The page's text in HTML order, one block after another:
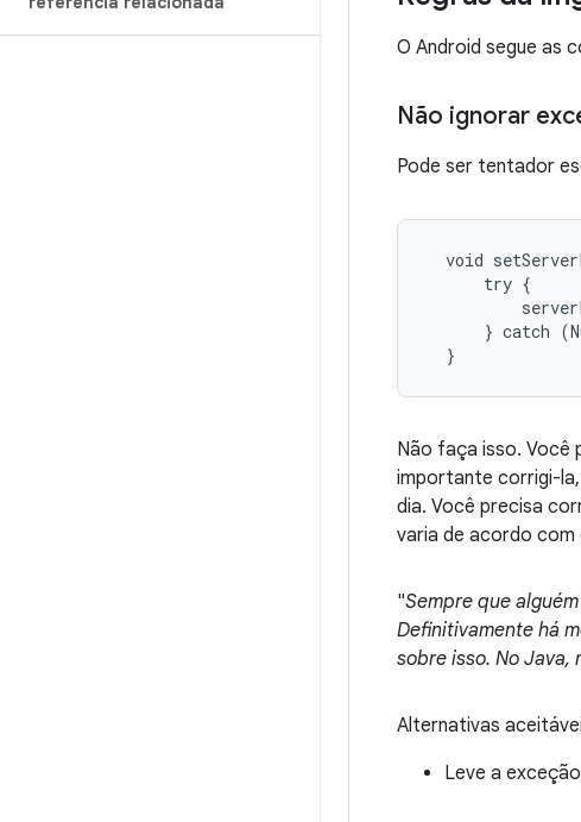
O Android segue as
Não ignorar
Pode ser tentador
void
      try {
} catch
  }
Não faça isso. Você
importante corrigi-la,
dia. Você precisa
varia de acordo com
"Sempre que
Definitivamente há
sobre isso. No Java,
Alternativas
Leve a